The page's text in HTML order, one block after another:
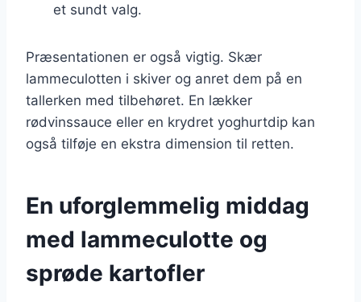
et sundt valg.
Præsentationen er også vigtig. Skær
lammeculotten i skiver og anret dem på en
tallerken med tilbehøret. En lækker
rødvinssauce eller en krydret yoghurtdip kan
også tilføje en ekstra dimension til retten.
En uforglemmelig middag
med lammeculotte og
sprøde kartofler